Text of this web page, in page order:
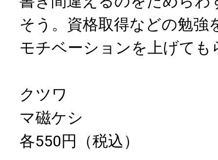
そう。資格取得などの勉強
モチベーションを上げても
クツワ
マ磁ケシ
各550円（税込）